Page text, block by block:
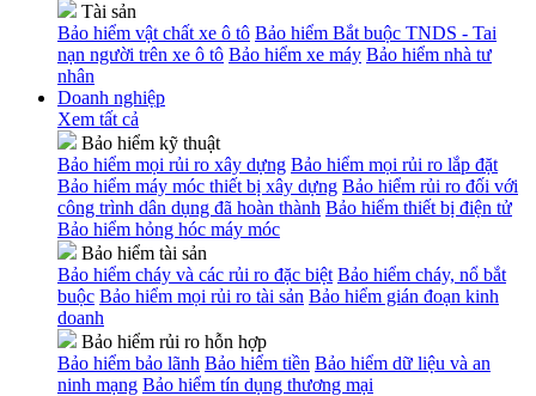
Tài sản
Bảo hiểm vật chất xe ô tô Bảo hiểm Bắt buộc TNDS - Tai
nạn người trên xe ô tô Bảo hiểm xe máy Bảo hiểm nhà tư
nhân
Doanh nghiệp
Xem tất cả
Bảo hiểm kỹ thuật
Bảo hiểm mọi rủi ro xây dựng Bảo hiểm mọi rủi ro lắp đặt
Bảo hiểm máy móc thiết bị xây dựng Bảo hiểm rủi ro đối với
công trình dân dụng đã hoàn thành Bảo hiểm thiết bị điện tử
Bảo hiểm hỏng hóc máy móc
Bảo hiểm tài sản
Bảo hiểm cháy và các rủi ro đặc biệt Bảo hiểm cháy, nổ bắt
buộc Bảo hiểm mọi rủi ro tài sản Bảo hiểm gián đoạn kinh
doanh
Bảo hiểm rủi ro hỗn hợp
Bảo hiểm bảo lãnh Bảo hiểm tiền Bảo hiểm dữ liệu và an
ninh mạng Bảo hiểm tín dụng thương mại